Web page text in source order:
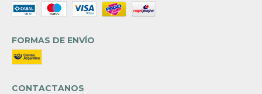
FORMAS DE ENVÍO
CONTACTANOS